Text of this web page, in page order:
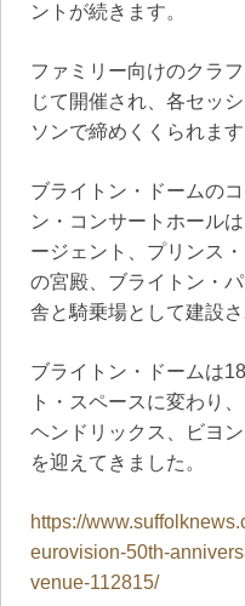
ントが続きます。
ファミリー向けのクラ
じて開催され、各セッ
ソンで締めくくられます
ブライトン・ドームの
ン・コンサートホール
ージェント、プリンス
の宮殿、ブライトン・
舎と騎乗場として建設さ
ブライトン・ドームは
ト・スペースに変わり
ヘンドリックス、ビヨ
を迎えてきました。
https://
eurovision-50th-
venue-112815/